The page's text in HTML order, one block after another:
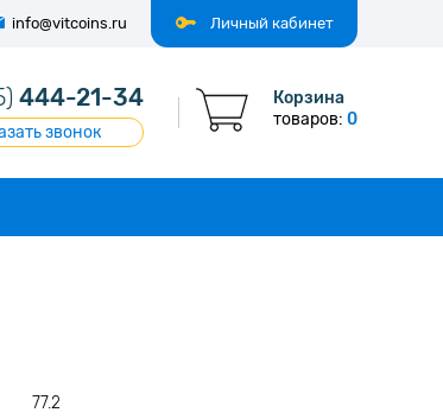
Личный кабинет
info@vitcoins.ru
444-21-34
звонок
Корзина
товаров: 0
77.2